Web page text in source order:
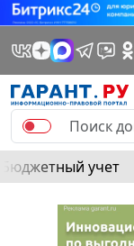
Бюджетный учет